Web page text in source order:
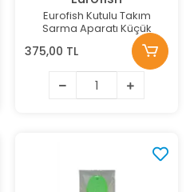
Eurofish Kutulu Takım
Sarma Aparatı Küçük
375,00 TL